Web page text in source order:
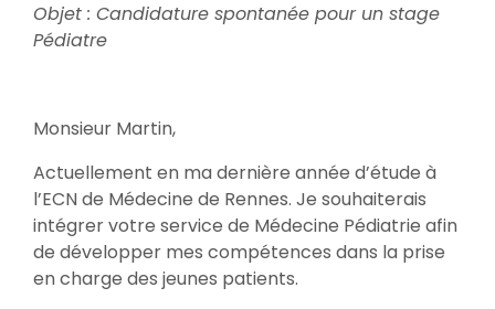
Objet : Candidature spontanée pour un stage
Pédiatre
Monsieur Martin,
Actuellement en ma dernière année d’étude à
l’ECN de Médecine de Rennes. Je souhaiterais
intégrer votre service de Médecine Pédiatrie afin
de développer mes compétences dans la prise
en charge des jeunes patients.